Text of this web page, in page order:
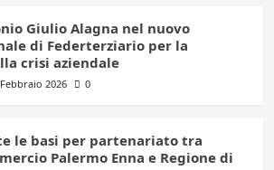
Giulio Alagna nel nuovo
di Federterziario per la
crisi aziendale
2026 0
le basi per partenariato tra
Palermo Enna e Regione di